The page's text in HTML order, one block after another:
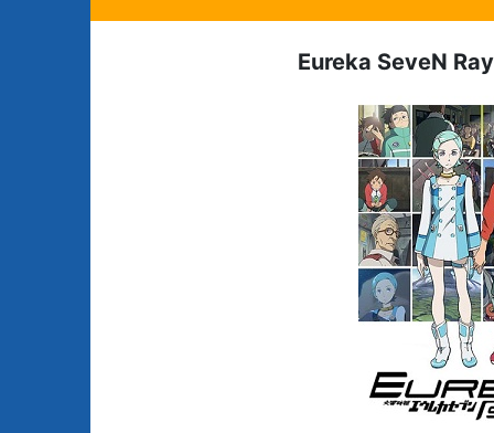
Animes terminés
Animes licenciés
Animes abandonnés
(Privés) (4)
Mangas en cours
(Publics) (11)
Mangas terminés
(Privés) (132)
Mangas terminés
(Publics) (88)
Mangas en pause
Mangas licenciés
Eureka SeveN